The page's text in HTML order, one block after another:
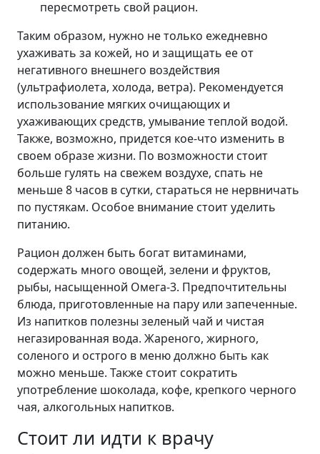
пересмотреть свой рацион.
Таким образом, нужно не только ежедневно
ухаживать за кожей, но и защищать ее от
негативного внешнего воздействия
(ультрафиолета, холода, ветра). Рекомендуется
использование мягких очищающих и
ухаживающих средств, умывание теплой водой.
Также, возможно, придется кое-что изменить в
своем образе жизни. По возможности стоит
больше гулять на свежем воздухе, спать не
меньше 8 часов в сутки, стараться не нервничать
по пустякам. Особое внимание стоит уделить
питанию.
Рацион должен быть богат витаминами,
содержать много овощей, зелени и фруктов,
рыбы, насыщенной Омега-3. Предпочтительны
блюда, приготовленные на пару или запеченные.
Из напитков полезны зеленый чай и чистая
негазированная вода. Жареного, жирного,
соленого и острого в меню должно быть как
можно меньше. Также стоит сократить
употребление шоколада, кофе, крепкого черного
чая, алкогольных напитков.
Стоит ли идти к врачу